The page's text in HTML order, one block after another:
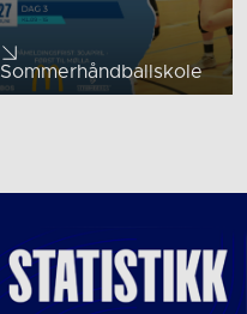
Sommerhåndballskole